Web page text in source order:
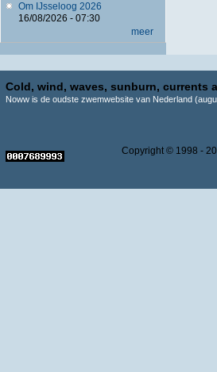
Om IJsseloog 2026
16/08/2026 - 07:30
meer
Cold, wind, waves, sunburn,
Noww is de oudste zwemwebsite van Nederland
Copyright © 1998 -